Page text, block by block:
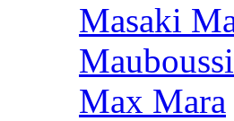
Masaki
Max Mara